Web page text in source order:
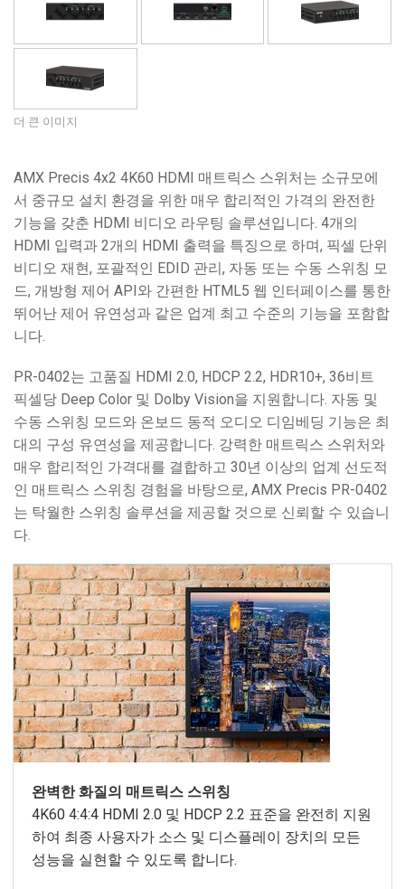
더 큰 이미지
AMX Precis 4x2 4K60 HDMI 매트릭스 스위처는 소규모에
서 중규모 설치 환경을 위한 매우 합리적인 가격의 완전한
기능을 갖춘 HDMI 비디오 라우팅 솔루션입니다. 4개의
HDMI 입력과 2개의 HDMI 출력을 특징으로 하며, 픽셀 단위
비디오 재현, 포괄적인 EDID 관리, 자동 또는 수동 스위칭 모
드, 개방형 제어 API와 간편한 HTML5 웹 인터페이스를 통한
뛰어난 제어 유연성과 같은 업계 최고 수준의 기능을 포함합
니다.
PR-0402는 고품질 HDMI 2.0, HDCP 2.2, HDR10+, 36비트
픽셀당 Deep Color 및 Dolby Vision을 지원합니다. 자동 및
수동 스위칭 모드와 온보드 동적 오디오 디임베딩 기능은 최
대의 구성 유연성을 제공합니다. 강력한 매트릭스 스위처와
매우 합리적인 가격대를 결합하고 30년 이상의 업계 선도적
인 매트릭스 스위칭 경험을 바탕으로, AMX Precis PR-0402
는 탁월한 스위칭 솔루션을 제공할 것으로 신뢰할 수 있습니
다.
완벽한 화질의 매트릭스 스위칭
4K60 4:4:4 HDMI 2.0 및 HDCP 2.2 표준을 완전히 지원
하여 최종 사용자가 소스 및 디스플레이 장치의 모든
성능을 실현할 수 있도록 합니다.